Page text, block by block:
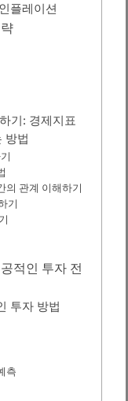
플레이션
기: 경제지표
방법
의 관계 이해하기
기
적인 투자 전
투자 방법
측